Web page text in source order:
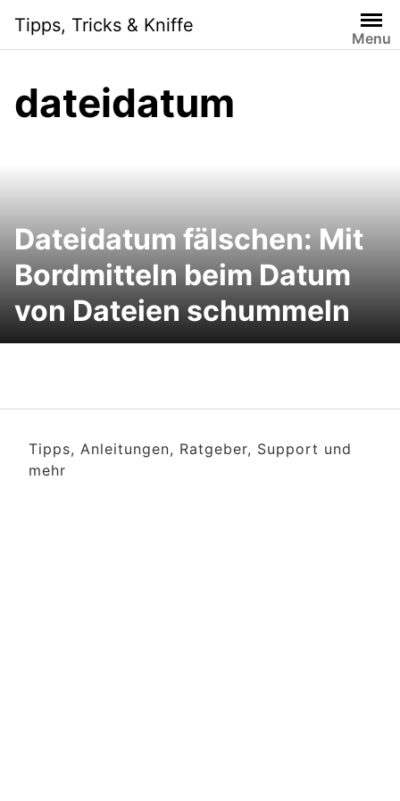
content
Tipps, Tricks & Kniffe
Menu
dateidatum
Dateidatum fälschen: Mit
Bordmitteln beim Datum
von Dateien schummeln
Tipps, Anleitungen, Ratgeber, Support und
mehr